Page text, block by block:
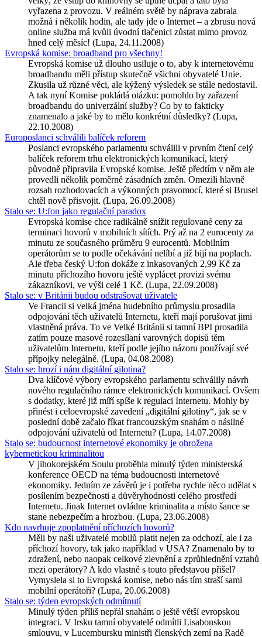
vyřazena z provozu. V reálném světě by náprava zabrala
možná i několik hodin, ale tady jde o Internet – a zbrusu nová
online služba má kvůli úvodní tlačenici zůstat mimo provoz
hned celý měsíc! (Lupa, 24.11.2008)
Evropská komise: broadband pro všechny!
Evropská komise už dlouho usiluje o to, aby k internetovému
broadbandu měli přístup skutečně všichni obyvatelé Unie.
Zkusila už různé věci, ale kýžený výsledek se stále nedostavil.
A tak nyní Komise pokládá otázku: pomohlo by zařazení
broadbandu do univerzální služby? Co by to fakticky
znamenalo a jaké by to mělo konkrétní důsledky? (Lupa,
22.10.2008)
Europoslanci schválili balíček reforem
Poslanci evropského parlamentu schválili v prvním čtení celý
balíček reforem trhu elektronických komunikací, který
původně připravila Evropské komise. Ještě předtím v něm ale
provedli několik poměrně zásadních změn. Omezili hlavně
rozsah rozhodovacích a výkonných pravomocí, které si Brusel
chtěl nově přisvojit. (Lupa, 26.09.2008)
Stalo se: U:fon jako regulační paradox
Evropská komise chce radikálně snížit regulované ceny za
terminaci hovorů v mobilních sítích. Prý až na 2 eurocenty za
minutu ze současného průměru 9 eurocentů. Mobilním
operátorům se to podle očekávání nelíbí a již bijí na poplach.
Ale třeba český U:fon dokáže z inkasovaných 2,99 Kč za
minutu příchozího hovoru ještě vyplácet provizi svému
zákazníkovi, ve výši celé 1 Kč. (Lupa, 22.09.2008)
Stalo se: v Británii budou odstrašovat uživatele
Ve Francii si velká jména hudebního průmyslu prosadila
odpojování těch uživatelů Internetu, kteří mají porušovat jimi
vlastněná práva. To ve Velké Británii si tamní BPI prosadila
zatím pouze masové rozesílaní varovných dopisů těm
uživatelům Internetu, kteří podle jejího názoru používají své
přípojky nelegálně. (Lupa, 04.08.2008)
Stalo se: hrozí i nám digitální gilotina?
Dva klíčové výbory evropského parlamentu schválily návrh
nového regulačního rámce elektronických komunikací. Ovšem
s dodatky, které již míří spíše k regulaci Internetu. Mohly by
přinést i celoevropské zavedení „digitální gilotiny“, jak se v
poslední době začalo říkat francouzským snahám o násilné
odpojování uživatelů od Internetu? (Lupa, 14.07.2008)
Stalo se: budoucnost internetové ekonomiky je ohrožena
kybernetickou kriminalitou
V jihokorejském Soulu proběhla minulý týden ministerská
konference OECD na téma budoucnosti internetové
ekonomiky. Jedním ze závěrů je i potřeba rychle něco udělat s
posílením bezpečnosti a důvěryhodnosti celého prostředí
Internetu. Jinak Internet ovládne kriminalita a místo šance se
stane nebezpečím a hrozbou. (Lupa, 23.06.2008)
Kdo navrhuje zpoplatnění příchozích hovorů?
Měli by naši uživatelé mobilů platit nejen za odchozí, ale i za
příchozí hovory, tak jako například v USA? Znamenalo by to
zdražení, nebo naopak celkové zlevnění a zprůhlednění vztahů
mezi operátory? A kdo vlastně s touto představou přišel?
Vymyslela si to Evropská komise, nebo nás tím straší sami
mobilní operátoři? (Lupa, 20.06.2008)
Stalo se: týden evropských odmítnutí
Minulý týden příliš nepřál snahám o ještě větší evropskou
integraci. V Irsku tamní obyvatelé odmítli Lisabonskou
smlouvu, v Lucembursku ministři členských zemí na Radě